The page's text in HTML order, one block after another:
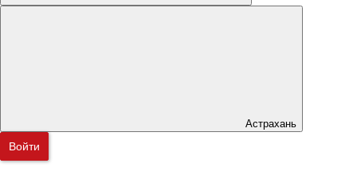
Астрахань
Войти